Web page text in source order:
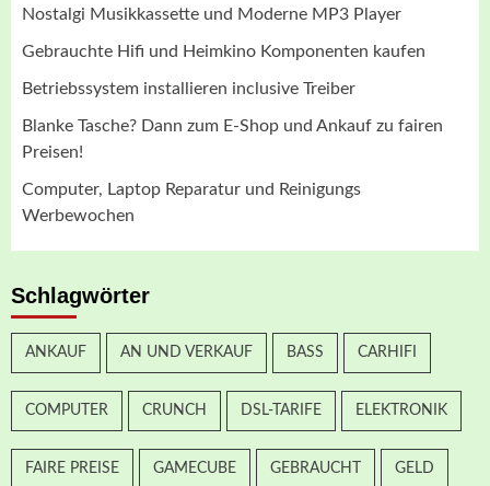
Nostalgi Musikkassette und Moderne MP3 Player
Gebrauchte Hifi und Heimkino Komponenten kaufen
Betriebssystem installieren inclusive Treiber
Blanke Tasche? Dann zum E-Shop und Ankauf zu fairen
Preisen!
Computer, Laptop Reparatur und Reinigungs
Werbewochen
Schlagwörter
ANKAUF AN UND VERKAUF BASS CARHIFI
COMPUTER CRUNCH DSL-TARIFE ELEKTRONIK
FAIRE PREISE GAMECUBE GEBRAUCHT GELD